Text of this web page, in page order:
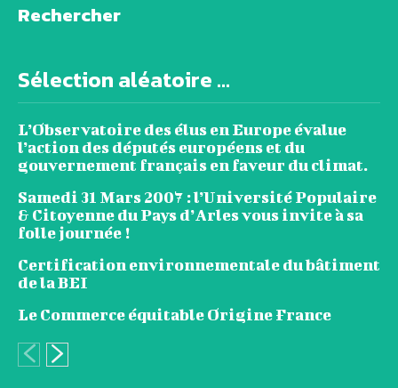
Rechercher
Sélection aléatoire ...
L’Observatoire des élus en Europe évalue
l’action des députés européens et du
gouvernement français en faveur du climat.
Samedi 31 Mars 2007 : l’Université Populaire
& Citoyenne du Pays d’Arles vous invite à sa
folle journée !
Certification environnementale du bâtiment
de la BEI
Le Commerce équitable Origine France